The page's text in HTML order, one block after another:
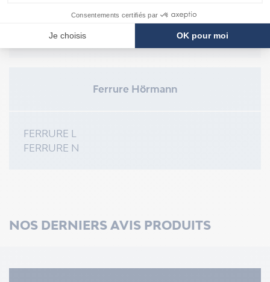
EPU 40
Ferrure Hörmann
FERRURE L
FERRURE N
NOS DERNIERS AVIS PRODUITS